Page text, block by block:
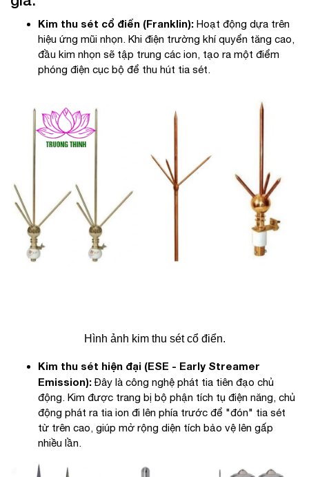
Kim thu sét cổ điển (Franklin): Hoạt động dựa trên
hiệu ứng mũi nhọn. Khi điện trường khí quyển tăng cao,
đầu kim nhọn sẽ tập trung các ion, tạo ra một điểm
phóng điện cục bộ để thu hút tia sét.
Hình ảnh kim thu sét cổ điển.
Kim thu sét hiện đại (ESE - Early Streamer
Emission):Đây là công nghệ phát tia tiên đạo chủ
động. Kim được trang bị bộ phận tích tụ điện năng, chủ
động phát ra tia ion đi lên phía trước để "đón" tia sét
từ trên cao, giúp mở rộng diện tích bảo vệ lên gấp
nhiều lần.